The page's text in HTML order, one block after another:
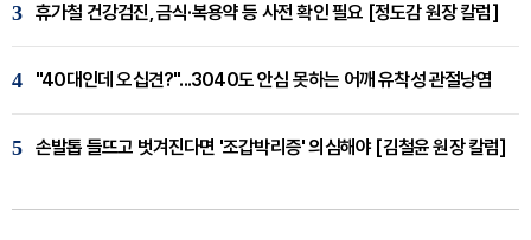
3 휴가철 건강검진, 금식·복용약 등 사전 확인 필요 [정도감 원장 칼럼]
4 "40대인데 오십견?"...3040도 안심 못하는 어깨 유착성 관절낭염
5 손발톱 들뜨고 벗겨진다면 '조갑박리증' 의심해야 [김철윤 원장 칼럼]